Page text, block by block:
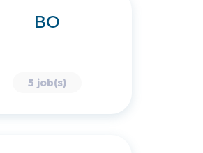
BO
5 job(s)